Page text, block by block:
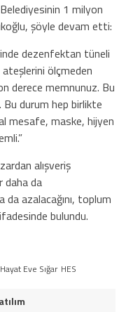
Belediyesinin 1 milyon
şöyle devam etti:
dezenfektan tüneli
ateşlerini ölçmeden
derece memnunuz. Bu
Bu durum hep birlikte
mesafe, maske, hijyen
alışveriş
daha da
da azalacağını, toplum
bulundu.
Hayat Eve Sığar HES